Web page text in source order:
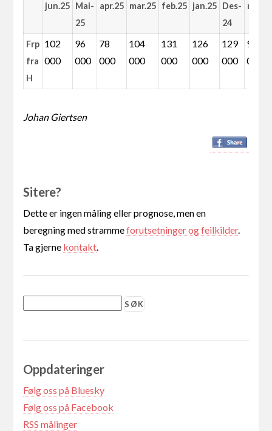
jun.25 Mai-
25
apr.25 mar.25 feb.25 jan.25 Des-
24
Frp
fra
H
102
000
96
000
78
000
104
000
131
000
126
000
129
000
92
000
Johan Giertsen
Sitere?
Dette er ingen måling eller prognose, men en
beregning med strammeforutsetninger og feilkilder.
Ta gjerne kontakt.
Oppdateringer
Følg oss på Bluesky
Følg oss på Facebook
RSS målinger